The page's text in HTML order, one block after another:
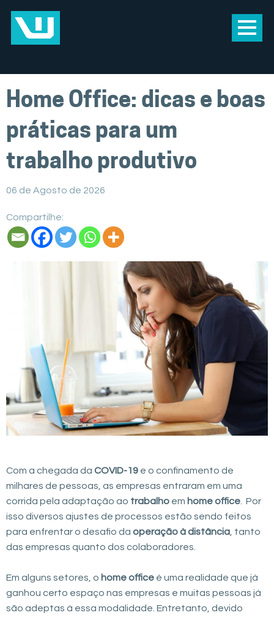
Home Office: dicas e boas
práticas para um
trabalho produtivo
06 de Agosto de 2026
Compartilhe:
Com a chegada da COVID-19 e o confinamento de
milhares de pessoas, as empresas entraram em uma
corrida pela adaptação ao trabalho em home office. Por
isso diversos ajustes de processos estão sendo feitos
para enfrentar o desafio da operação à distância, tanto
das empresas quanto dos colaboradores.
Em alguns setores, o home office é uma realidade que já
ganhou certo espaço nas empresas e muitas pessoas já
são adeptas à essa modalidade. Entretanto, devido